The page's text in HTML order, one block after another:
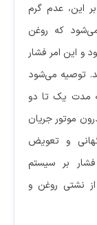
این، عدم گرم
که روغن
و این امر فشار
توصیه می‌شود
مدت یک تا دو
موتور جریان
و تعویض
بر سیستم
نشتی روغن و